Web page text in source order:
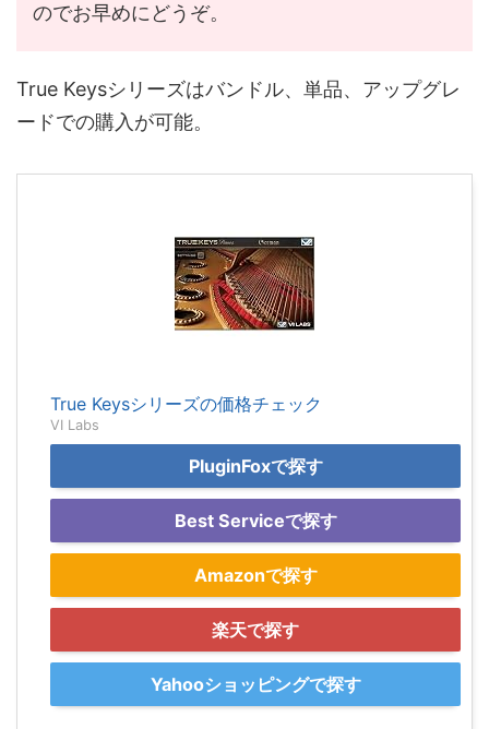
のでお早めにどうぞ。
True Keysシリーズはバンドル、単品、アップグレ
ードでの購入が可能。
True Keysシリーズの価格チェック
VI Labs
PluginFoxで探す
Best Serviceで探す
Amazonで探す
楽天で探す
Yahooショッピングで探す